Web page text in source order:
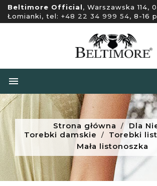
Beltimore Official, Warszawska 114,
Łomianki, tel: +48 22 34 999 54, 8-16

Strona główna
Dla
Torebki damskie
Torebki
Mała listonoszka